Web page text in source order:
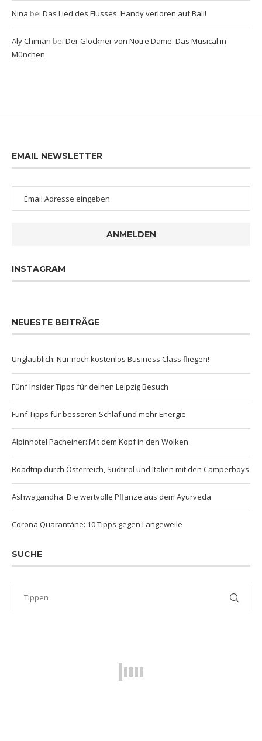
Nina bei Das Lied des Flusses. Handy verloren auf Bali!
Aly Chiman bei Der Glöckner von Notre Dame: Das Musical in
München
EMAIL NEWSLETTER
ANMELDEN
INSTAGRAM
NEUESTE BEITRÄGE
Unglaublich: Nur noch kostenlos Business Class fliegen!
Fünf Insider Tipps für deinen Leipzig Besuch
Fünf Tipps für besseren Schlaf und mehr Energie
Alpinhotel Pacheiner: Mit dem Kopf in den Wolken
Roadtrip durch Österreich, Südtirol und Italien mit den Camperboys
Ashwagandha: Die wertvolle Pflanze aus dem Ayurveda
Corona Quarantäne: 10 Tipps gegen Langeweile
SUCHE